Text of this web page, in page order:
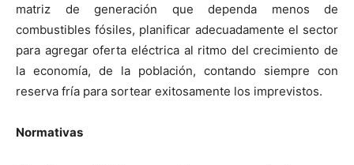
matriz de generación que dependa menos de
combustibles fósiles, planificar adecuadamente el sector
para agregar oferta eléctrica al ritmo del crecimiento de
la economía, de la población, contando siempre con
reserva fría para sortear exitosamente los imprevistos.
Normativas